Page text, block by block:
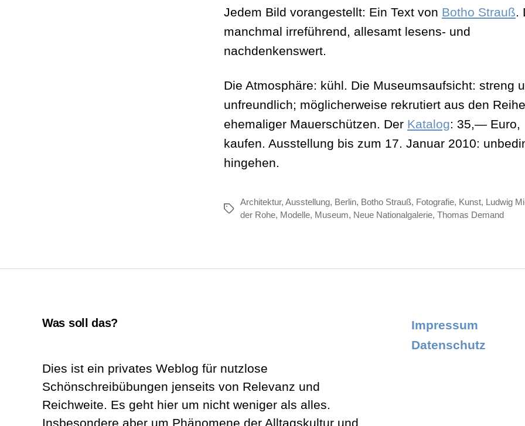
Jedem Bild vorangestellt: Ein Text von Botho Strauß
manchmal irreführend, allesamt lesens- und
nachdenkenswert.
Die Atmosphäre: kühl. Die Museumsaufsicht: streng
unfreundlich; möglicherweise rekrutiert aus den
ehemaliger Mauerschützen. Der Katalog: 35,— Euro,
kaufen. Ausstellung bis zum 17. Januar 2010:
hingehen.
Schlagwörter
Architektur, Ausstellung, Berlin, Botho Strauß, Fotografie, Kunst, Ludwig
der Rohe, Modelle, Museum, Neue Nationalgalerie, Thomas Demand
Was soll das?
Dies ist ein privates Weblog für nutzlose
Schönschreibübungen jenseits von Relevanz und
Reichweite. Es geht hier um nicht weniger als alles.
Insbesondere aber um Phänomene der Alltagskultur und
Impressum
Datenschutz